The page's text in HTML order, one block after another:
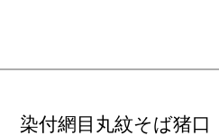
染付網目丸紋そば猪口